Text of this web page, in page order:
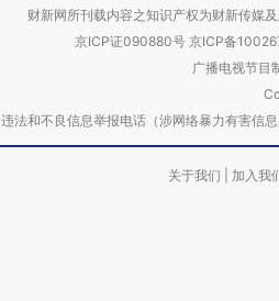
财新网所刊载内容之知识产权为财新传媒
京ICP证090880号 京ICP备
广播电视节目
违法和不良信息举报电话（涉网络暴力有害
关于我们 加入我